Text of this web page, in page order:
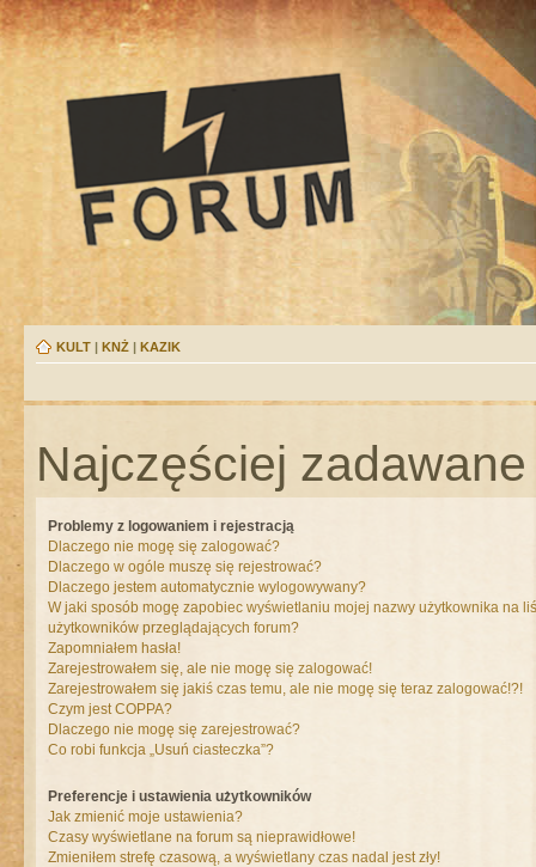
KULT | KNŻ | KAZIK
Najczęściej
Problemy z logowaniem i rejestracją
Dlaczego nie mogę się zalogować?
Dlaczego w ogóle muszę się rejestrować?
Dlaczego jestem automatycznie wylogowywany?
W jaki sposób mogę zapobiec wyświetlaniu mojej nazwy użytkownika na
użytkowników przeglądających forum?
Zapomniałem hasła!
Zarejestrowałem się, ale nie mogę się zalogować!
Zarejestrowałem się jakiś czas temu, ale nie mogę się teraz zalogować!?!
Czym jest COPPA?
Dlaczego nie mogę się zarejestrować?
Co robi funkcja „Usuń ciasteczka”?
Preferencje i ustawienia użytkowników
Jak zmienić moje ustawienia?
Czasy wyświetlane na forum są nieprawidłowe!
Zmieniłem strefę czasową, a wyświetlany czas nadal jest zły!